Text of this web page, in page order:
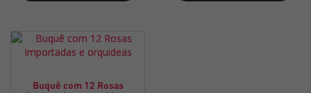
Buquê com 12 Rosas